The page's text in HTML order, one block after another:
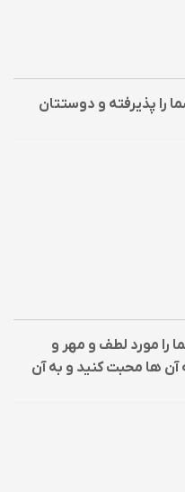
را پذیرفته و دوستتان
را مورد لطف و مهر و
آن ها محبت کنید و به آن